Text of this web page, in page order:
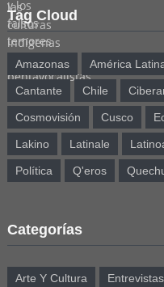
Tag Cloud
Amazonas América
Cantante Chile
Cosmovisión Cusco
Lakino Latinale
Política Q'eros
Categorías
Arte Y Cultura Entrevistas